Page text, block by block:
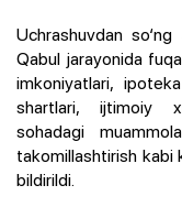
Uchrashuvdan
Qabul jarayonida
imkoniyatlari,
shartlari, ijtimoiy
sohadagi
takomillashtirish kabi
bildirildi.